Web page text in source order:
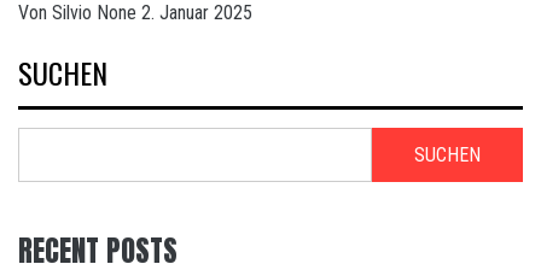
Von Silvio None 2. Januar 2025
SUCHEN
SUCHEN
RECENT POSTS